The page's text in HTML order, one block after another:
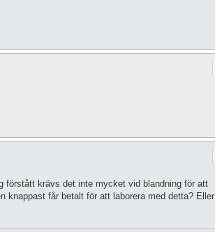
förstått krävs det inte mycket vid blandning för att
knappast får betalt för att laborera med detta? Eller